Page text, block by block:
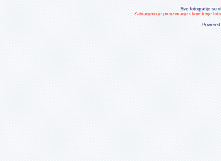
Sve fotografije su
Zabranjeno je preuzimanje i korištenje